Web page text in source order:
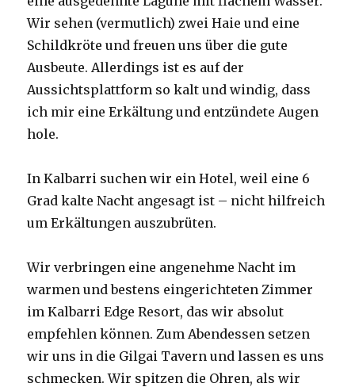
Wir sehen (vermutlich) zwei Haie und eine
Schildkröte und freuen uns über die gute
Ausbeute. Allerdings ist es auf der
Aussichtsplattform so kalt und windig, dass
ich mir eine Erkältung und entzündete Augen
hole.
In Kalbarri suchen wir ein Hotel, weil eine 6
Grad kalte Nacht angesagt ist – nicht hilfreich
um Erkältungen auszubrüten.
Wir verbringen eine angenehme Nacht im
warmen und bestens eingerichteten Zimmer
im Kalbarri Edge Resort, das wir absolut
empfehlen können. Zum Abendessen setzen
wir uns in die Gilgai Tavern und lassen es uns
schmecken. Wir spitzen die Ohren, als wir